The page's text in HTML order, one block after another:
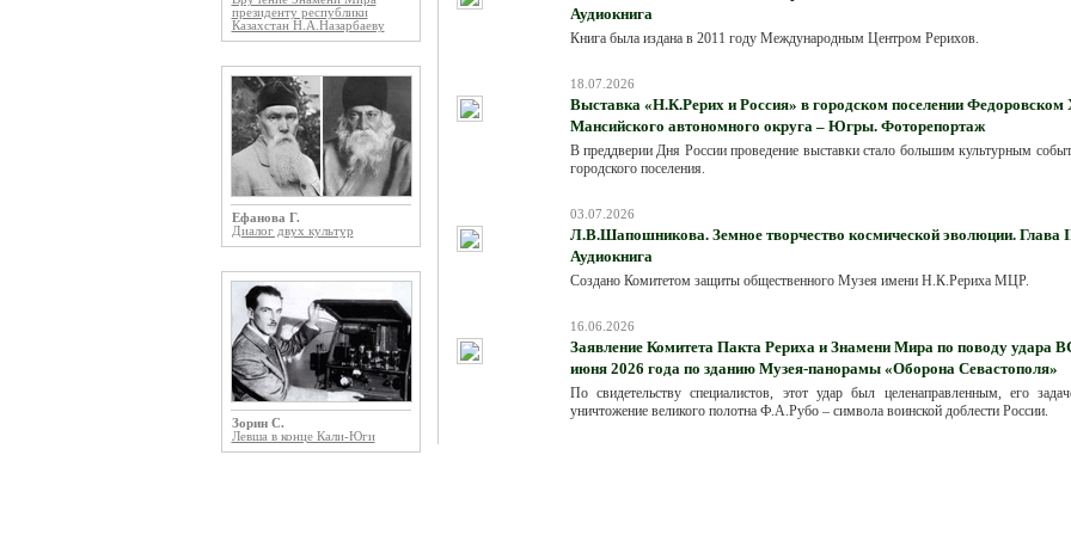
президенту республики
Казахстан Н.А.Назарбаеву
Ефанова Г.
Диалог двух культур
Зорин С.
Левша в конце Кали-Юги
Аудиокнига
Книга была издана в 2011 году Международным Центром Рерихов.
18.07.2026
Выставка «Н.К.Рерих и Россия» в городском поселении Федоровском
Мансийского автономного округа – Югры. Фоторепортаж
В преддверии Дня России проведение выставки стало большим культурным
городского поселения.
03.07.2026
Л.В.Шапошникова. Земное творчество космической эволюции. Глава
Аудиокнига
Создано Комитетом защиты общественного Музея имени Н.К.Рериха МЦР.
16.06.2026
Заявление Комитета Пакта Рериха и Знамени Мира по поводу удара
июня 2026 года по зданию Музея-панорамы «Оборона Севастополя»
По свидетельству специалистов, этот удар был целенаправленным, его
уничтожение великого полотна Ф.А.Рубо – символа воинской доблести России.